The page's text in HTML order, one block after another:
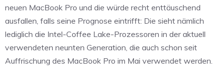
neuen MacBook Pro und die würde recht enttäuschend
ausfallen, falls seine Prognose eintrifft: Die sieht nämlich
lediglich die Intel-Coffee Lake-Prozessoren in der aktuell
verwendeten neunten Generation, die auch schon seit
Auffrischung des MacBook Pro im Mai verwendet werden.